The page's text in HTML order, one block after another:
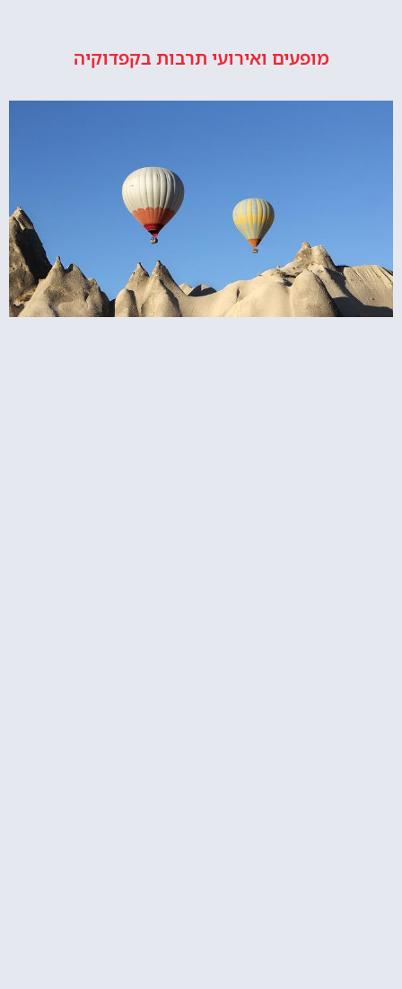
מופעים ואירועי תרבות בקפדוקיה